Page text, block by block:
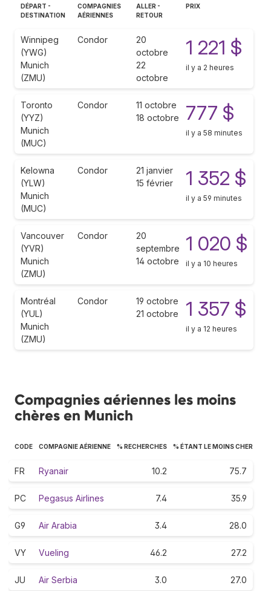
DÉPART -
DESTINATION
COMPAGNIES
AÉRIENNES
ALLER -
RETOUR
PRIX
Winnipeg
(YWG)
Munich
(ZMU)
Condor
20
octobre
22
octobre
1 221 $
il y a 2 heures
Toronto
(YYZ)
Munich
(MUC)
Condor
11 octobre
18 octobre
777 $
il y a 58 minutes
Kelowna
(YLW)
Munich
(MUC)
Condor
21 janvier
15 février
1 352 $
il y a 59 minutes
Vancouver
(YVR)
Munich
(ZMU)
Condor
20
septembre
14 octobre
1 020 $
il y a 10 heures
Montréal
(YUL)
Munich
(ZMU)
Condor
19 octobre
21 octobre
1 357 $
il y a 12 heures
Compagnies aériennes les moins
chères en Munich
CODE COMPAGNIE AÉRIENNE % RECHERCHES % ÉTANT LE MOINS CHER
FR Ryanair 10.2 75.7
PC Pegasus Airlines 7.4 35.9
G9 Air Arabia 3.4 28.0
VY Vueling 46.2 27.2
JU Air Serbia 3.0 27.0